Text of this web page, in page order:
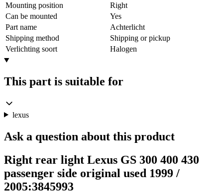
Mounting position
Right
Can be mounted
Yes
Part name
Achterlicht
Shipping method
Shipping or pickup
Verlichting soort
Halogen
This part is suitable for
lexus
Ask a question about this product
Right rear light Lexus GS 300 400 430
passenger side original used 1999 /
2005:3845993